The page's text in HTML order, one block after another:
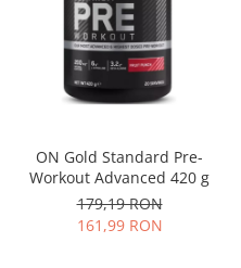
ON Gold Standard Pre-
Workout Advanced 420 g
179,19 RON
161,99 RON